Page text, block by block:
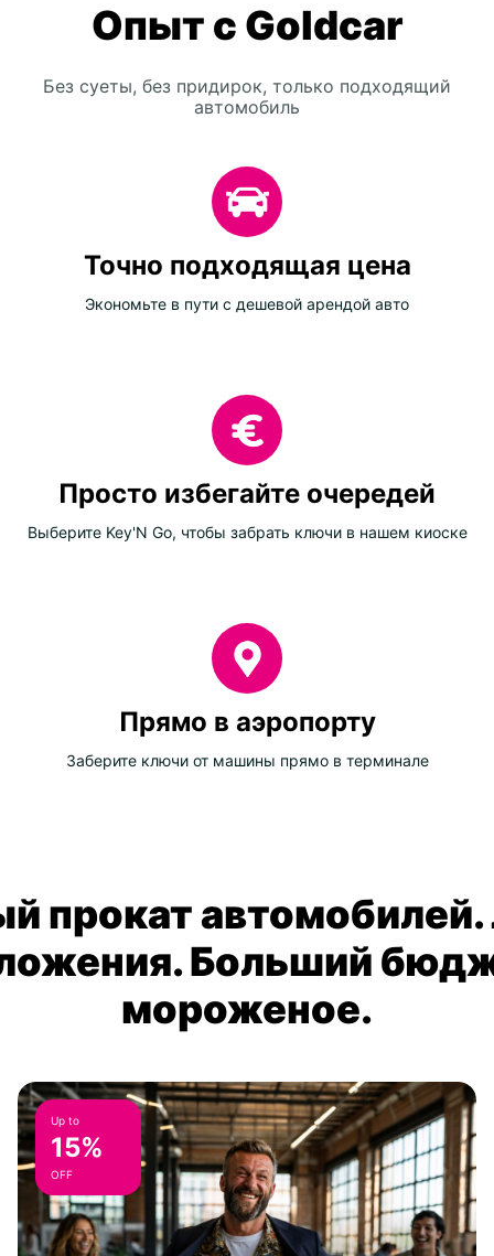
Опыт с Goldcar
Без суеты, без придирок, только подходящий
автомобиль
Точно подходящая цена
Экономьте в пути с дешевой арендой авто
Просто избегайте очередей
Выберите Key'N Go, чтобы забрать ключи в нашем киоске
Прямо в аэропорту
Заберите ключи от машины прямо в терминале
прокат
Больший
мороженое.
Up to
15%
OFF